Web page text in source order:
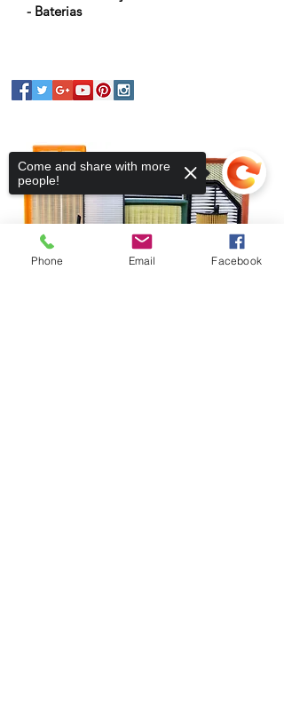
- Baterias
Phone Email Facebook
Come and share with more
people!